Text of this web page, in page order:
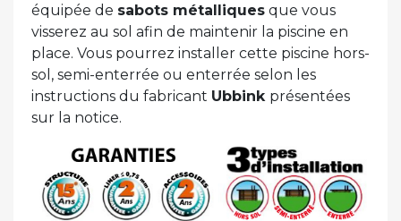
équipée de sabots métalliques que vous
visserez au sol afin de maintenir la piscine en
place. Vous pourrez installer cette piscine hors-
sol, semi-enterrée ou enterrée selon les
instructions du fabricant Ubbink présentées
sur la notice.